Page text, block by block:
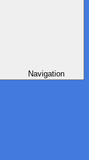
Navigation